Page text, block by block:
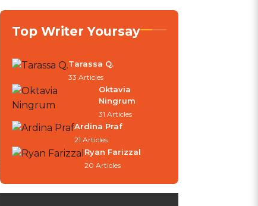
Top Writer Yoursay
Tarassa Q.
33 Articles
Oktavia
Ningrum
31 Articles
Ardina Praf
21 Articles
Ryan Farizzal
20 Articles